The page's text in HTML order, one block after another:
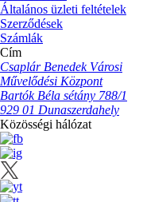
Általános üzleti feltételek
Szerződések
Számlák
Cím
Csaplár Benedek Városi
Művelődési Központ
Bartók Béla sétány 788/1
929 01 Dunaszerdahely
Közösségi hálózat